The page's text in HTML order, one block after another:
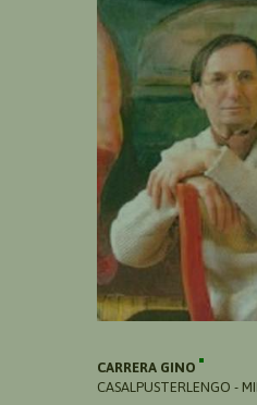
CARRERA GINO
CASALPUSTERLENGO -